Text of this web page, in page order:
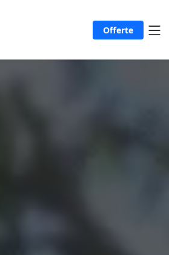
Offerte